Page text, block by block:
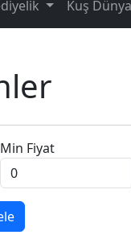
Kuş
Min Fiyat